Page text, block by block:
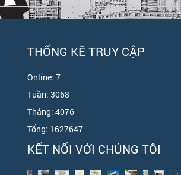
THỐNG KÊ TRUY CẬP
Online: 7
Tuần: 3068
Tháng: 4076
Tổng: 1627647
KẾT NỐI VỚI CHÚNG TÔI